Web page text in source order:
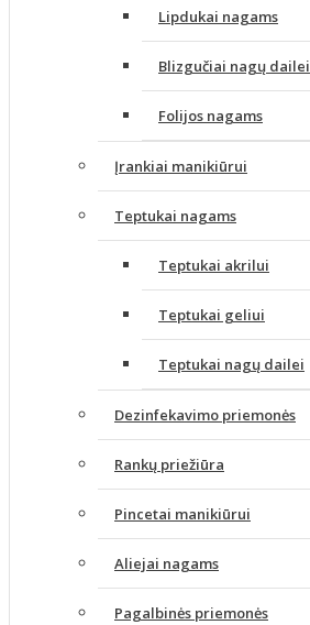
Lipdukai nagams
Blizgučiai nagų dailei
Folijos nagams
Įrankiai manikiūrui
Teptukai nagams
Teptukai akrilui
Teptukai geliui
Teptukai nagų dailei
Dezinfekavimo priemonės
Rankų priežiūra
Pincetai manikiūrui
Aliejai nagams
Pagalbinės priemonės